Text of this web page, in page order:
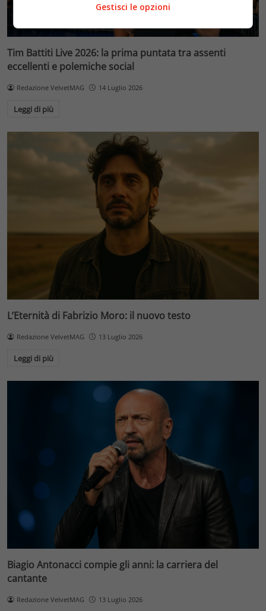
Tim Battiti Live 2026: la prima puntata tra assenti
eccellenti e polemiche social
Redazione VelvetMAG 14 Luglio 2026
Leggi di più
L’Eternità di Fabrizio Moro: il nuovo testo
Redazione VelvetMAG 13 Luglio 2026
Leggi di più
Biagio Antonacci compie gli anni: la carriera del
cantante
Redazione VelvetMAG 13 Luglio 2026
Gestisci le opzioni